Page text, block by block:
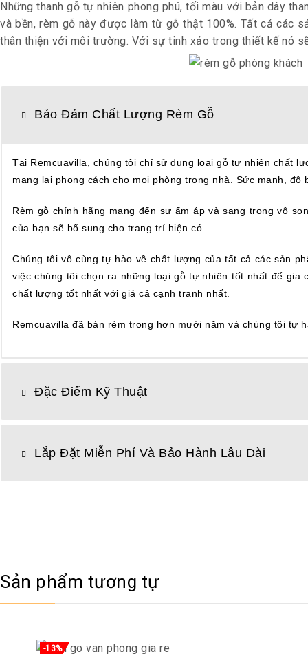
Những thanh gỗ tự nhiên phong phú, tối màu với bản dây
và bền, rèm gỗ này được làm từ gỗ thật 100%. Tất cả các
thân thiện với môi trường. Với sự tinh xảo trong thiết kế nó
Bảo Đảm Chất Lượng Rèm Gỗ
Tại Remcuavilla, chúng tôi chỉ sử dụng loại gỗ tự nhiên chất
mang lại phong cách cho mọi phòng trong nhà. Sức mạnh,
Rèm gỗ chính hãng mang đến sự ấm áp và sang trọng vô
của bạn sẽ bổ sung cho trang trí hiện có.
Chúng tôi vô cùng tự hào về chất lượng của tất cả các sản
việc chúng tôi chọn ra những loại gỗ tự nhiên tốt nhất để gia
chất lượng tốt nhất với giá cả cạnh tranh nhất.
Remcuavilla đã bán rèm trong hơn mười năm và chúng tôi tự
Đặc Điểm Kỹ Thuật
Lắp Đặt Miễn Phí Và Bảo Hành Lâu Dài
Sản phẩm tương tự
-13%